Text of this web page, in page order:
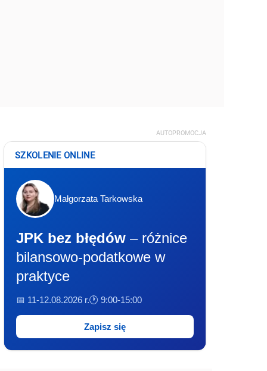
AUTOPROMOCJA
SZKOLENIE ONLINE
Małgorzata Tarkowska
JPK bez błędów – różnice
bilansowo-podatkowe w
praktyce
📅 11-12.08.2026 r.🕐 9:00-15:00
Zapisz się